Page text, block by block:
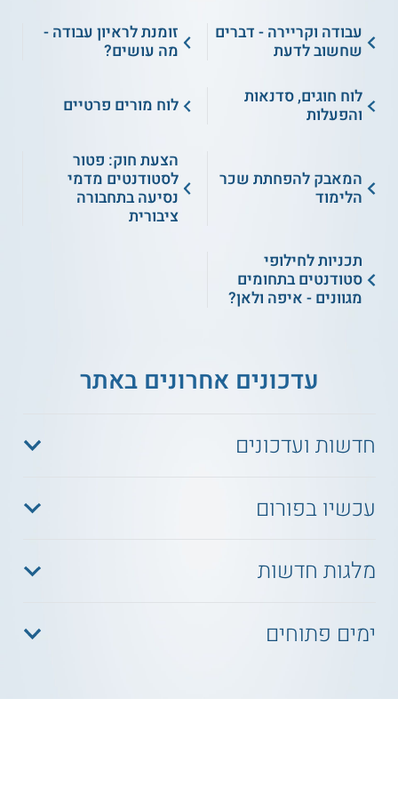
עבודה וקריירה - דברים
שחשוב לדעת
זומנת לראיון עבודה -
מה עושים?
לוח חוגים, סדנאות
והפעלות
לוח מורים פרטיים
המאבק להפחתת שכר
הלימוד
הצעת חוק: פטור
לסטודנטים מדמי
נסיעה בתחבורה
ציבורית
תכניות לחילופי
סטודנטים בתחומים
מגוונים - איפה ולאן?
עדכונים אחרונים באתר
חדשות ועדכונים
עכשיו בפורום
מלגות חדשות
ימים פתוחים